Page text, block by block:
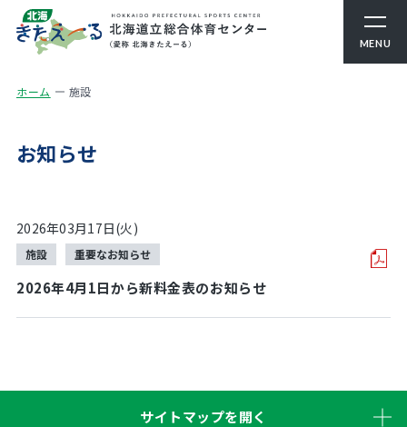
MENU
ホーム 施設
お知らせ
2026年03月17日(火)
施設 重要なお知らせ
2026年4月1日から新料金表のお知らせ
サイトマップを開く